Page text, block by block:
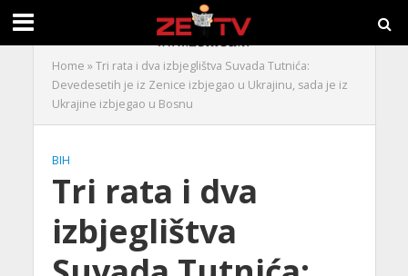
Home »Tri rata i dva izbjeglištva Suvada Tutnića:
Devedesetih je iz Zenice izbjegao u Ukrajinu, sada je iz
Ukrajine izbjegao u Bosnu
BIH
Tri rata i dva
izbjeglištva